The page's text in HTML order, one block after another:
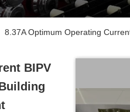
8.37A Optimum Operating
BIPV